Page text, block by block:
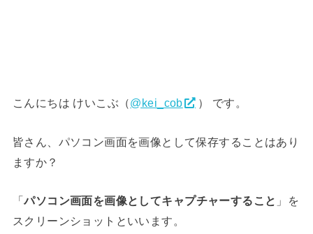
こんにちは けいこぶ（@kei_cob ） です。
皆さん、パソコン画面を画像として保存することはあり
ますか？
「パソコン画面を画像としてキャプチャーすること 」を
スクリーンショットといいます。